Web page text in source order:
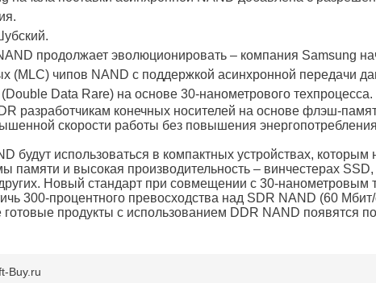
продолжает эволюционировать – компания Samsung
(MLC) чипов NAND с поддержкой асинхронной передачи
Data Rare) на основе 30-нанометрового техпроцесса.
разработчикам конечных носителей на основе флэш-
скорости работы без повышения
будут использоваться в компактных устройствах, которым
памяти и высокая производительность – винчестерах SSD,
Новый стандарт при совмещении с 30-нанометровым
300-процентного превосходства над SDR NAND (60
продукты с использованием DDR NAND появятся
Buy.ru